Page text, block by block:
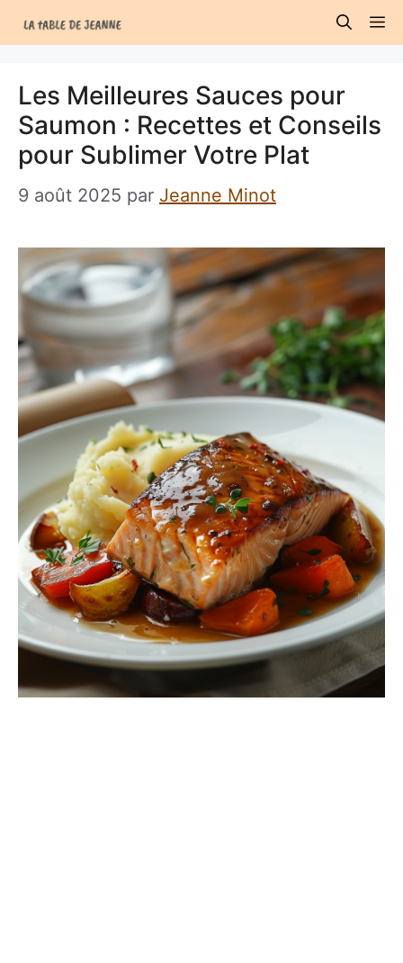
au
Les Meilleures Sauces pour
Saumon : Recettes et Conseils
pour Sublimer Votre Plat
9 août 2025 par Jeanne Minot